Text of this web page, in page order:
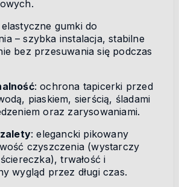
elastyczne gumki do
– szybka instalacja, stabilne
bez przesuwania się podczas
: ochrona tapicerki przed
piaskiem, sierścią, śladami
oraz zarysowaniami.
: elegancki pikowany
czyszczenia (wystarczy
trwałość i
wygląd przez długi czas.